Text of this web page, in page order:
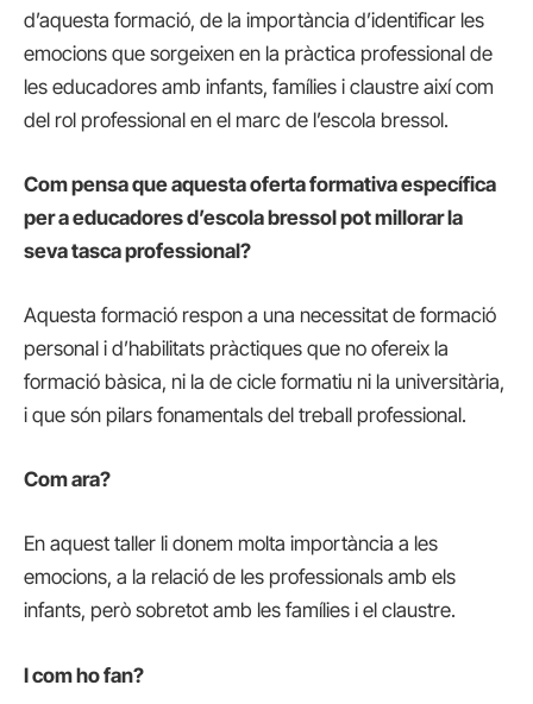
d’aquesta formació, de la importància d’identificar les
emocions que sorgeixen en la pràctica professional de
les educadores amb infants, famílies i claustre així com
del rol professional en el marc de l’escola bressol.
Com pensa que aquesta oferta formativa específica
per a educadores d’escola bressol pot millorar la
seva tasca professional?
Aquesta formació respon a una necessitat de formació
personal i d’habilitats pràctiques que no ofereix la
formació bàsica, ni la de cicle formatiu ni la universitària,
i que són pilars fonamentals del treball professional.
Com ara?
En aquest taller li donem molta importància a les
emocions, a la relació de les professionals amb els
infants, però sobretot amb les famílies i el claustre.
I com ho fan?